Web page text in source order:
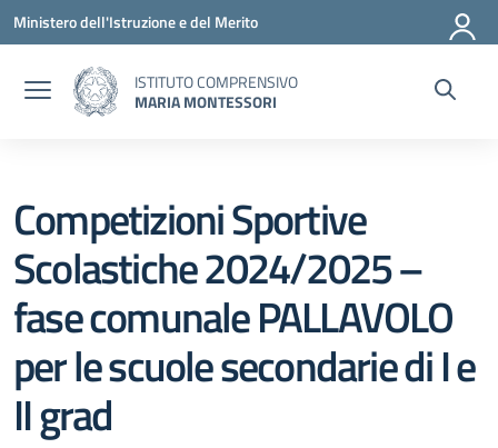
Vai ai contenuti
Vai al menu di navigazione
Vai al footer
Ministero dell'Istruzione e del Merito
ISTITUTO COMPRENSIVO
MARIA MONTESSORI
Competizioni Sportive
Scolastiche 2024/2025 –
fase comunale PALLAVOLO
per le scuole secondarie di I e
II grad